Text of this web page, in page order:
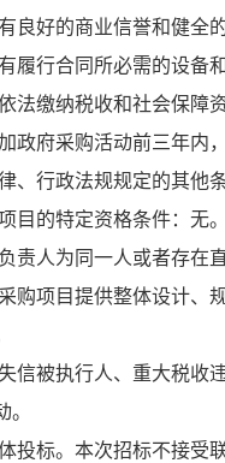
良好的商业信誉和健全
履行合同所必需的设备
法缴纳税收和社会保障
政府采购活动前三年内
、行政法规规定的其他条
目的特定资格条件： 无。
责人为同一人或者存在
购项目提供整体设计、
信被执行人、重大税收
投标。本次招标不接受